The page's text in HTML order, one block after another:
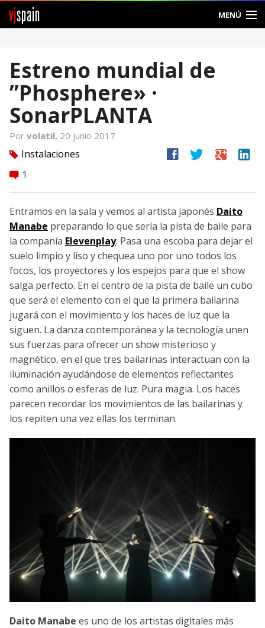
vjspain MENÚ
Foros
Noticias
Ayuda
Entrar
Crear Cuenta
Estreno mundial de
”Phosphere» ·
SonarPLANTA
Por volatil, 20 junio 2017
tag Instalaciones
comment 1
facebook twitter google linkedin
Entramos en la sala y vemos al artista japonés Daito
Manabe preparando lo que sería la pista de baile para
la companía Elevenplay. Pasa una escoba para dejar el
suelo limpio y liso y chequea uno por uno todos los
focos, los proyectores y los espejos para que el show
salga perfecto. En el centro de la pista de baile un cubo
que será el elemento con el que la primera bailarina
jugará con el movimiento y los haces de luz que la
siguen. La danza contemporánea y la tecnología unen
sus fuerzas para ofrecer un show misterioso y
magnético, en el que tres bailarinas interactuan con la
iluminación ayudándose de elementos reflectantes
como anillos o esferas de luz. Pura magia. Los haces
parecen recordar los movimientos de las bailarinas y
los repiten una vez ellas los terminan.
Daito Manabe es uno de los artistas digitales más